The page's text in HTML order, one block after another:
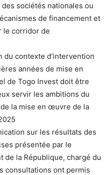
sociétés nationales ou
de financement et
le corridor de
du contexte d’intervention
années de mise en
de Togo Invest doit être
servir les ambitions du
la mise en œuvre de la
sur les résultats des
présentée par le
de la République, chargé du
consultations ont permis